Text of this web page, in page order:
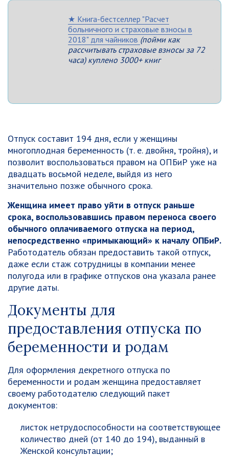
★ Книга-бестселлер "Расчет
больничного и страховые взносы в
2018" для чайников (пойми как
рассчитывать страховые взносы за 72
часа) куплено 3000+ книг
Отпуск составит 194 дня, если у женщины
многоплодная беременность (т. е. двойня, тройня), и
позволит воспользоваться правом на ОПБиР уже на
двадцать восьмой неделе, выйдя из него
значительно позже обычного срока.
Женщина имеет право уйти в отпуск раньше
срока, воспользовавшись правом переноса своего
обычного оплачиваемого отпуска на период,
непосредственно «примыкающий» к началу ОПБиР.
Работодатель обязан предоставить такой отпуск,
даже если стаж сотрудницы в компании менее
полугода или в графике отпусков она указала ранее
другие даты.
Документы для
предоставления отпуска по
беременности и родам
Для оформления декретного отпуска по
беременности и родам женщина предоставляет
своему работодателю следующий пакет
документов:
листок нетрудоспособности на соответствующее
количество дней (от 140 до 194), выданный в
Женской консультации;